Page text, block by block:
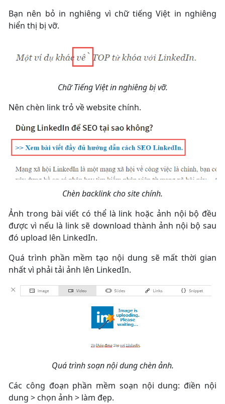
Bạn nên bỏ in nghiêng vì chữ tiếng Việt in nghiêng
hiển thị bị vỡ.
Chữ Tiếng Việt in nghiêng bị vỡ.
Nên chèn link trỏ về website chính.
Chèn backlink cho site chính.
Ảnh trong bài viết có thể là link hoặc ảnh nội bộ đều
được vì nếu là link sẽ download thành ảnh nội bộ sau
đó upload lên LinkedIn.
Quá trình phần mềm tạo nội dung sẽ mất thời gian
nhất vì phải tải ảnh lên LinkedIn.
Quá trình soạn nội dung chèn ảnh.
Các công đoạn phần mềm soạn nội dung: điền nội
dung > chọn ảnh > làm đẹp.